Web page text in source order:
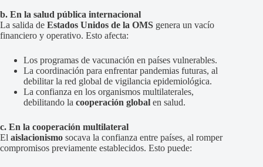
b. En la salud pública internacional
La salida de Estados Unidos de la OMS genera un vacío
financiero y operativo. Esto afecta:
Los programas de vacunación en países vulnerables.
La coordinación para enfrentar pandemias futuras, al
debilitar la red global de vigilancia epidemiológica.
La confianza en los organismos multilaterales,
debilitando la cooperación global en salud.
c. En la cooperación multilateral
El aislacionismo socava la confianza entre países, al romper
compromisos previamente establecidos. Esto puede: